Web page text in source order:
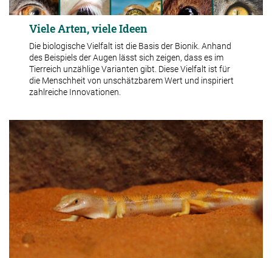
Viele Arten, viele Ideen
Die biologische Vielfalt ist die Basis der Bionik. Anhand
des Beispiels der Augen lässt sich zeigen, dass es im
Tierreich unzählige Varianten gibt. Diese Vielfalt ist für
die Menschheit von unschätzbarem Wert und inspiriert
zahlreiche Innovationen.